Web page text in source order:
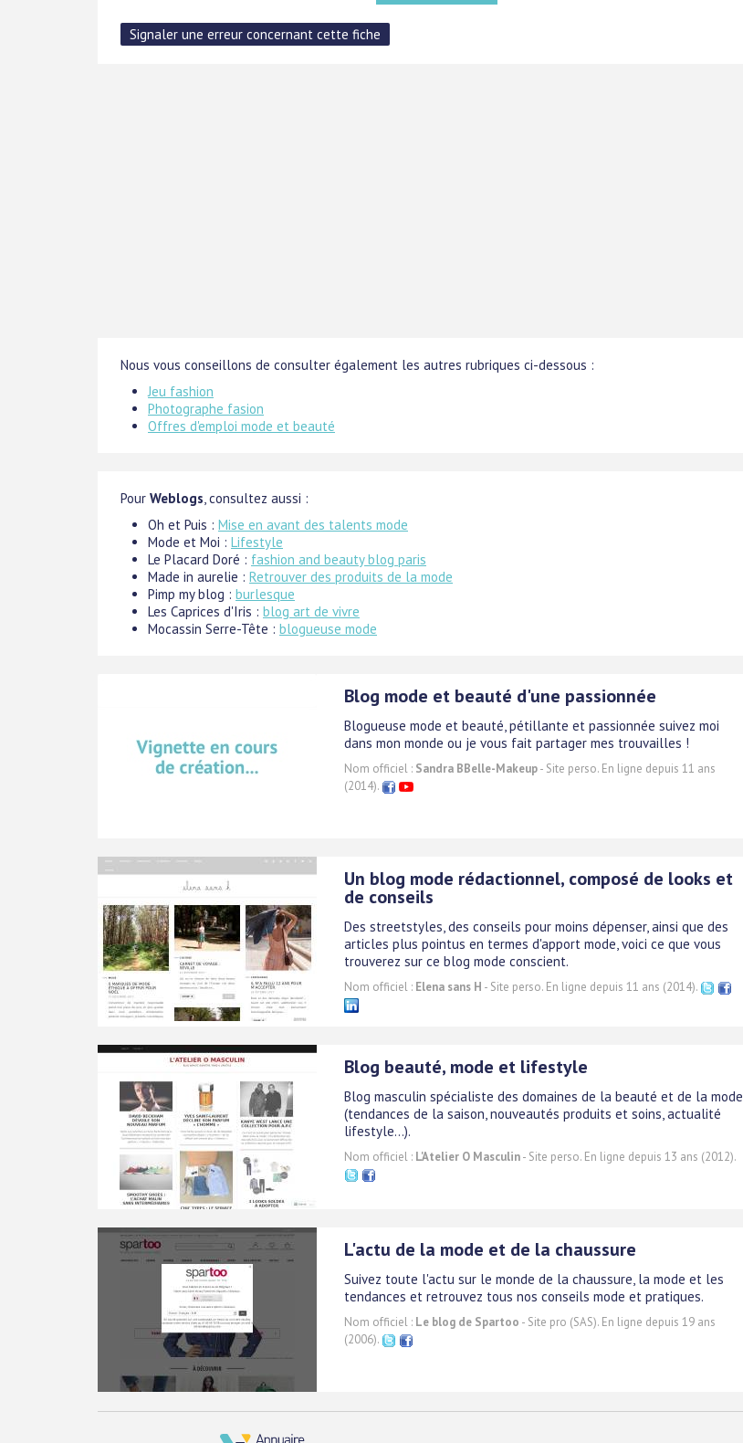
Nous vous conseillons de consulter également les autres rubriques ci-dessous :
Jeu fashion
Photographe fasion
Offres d'emploi mode et beauté
Pour Weblogs, consultez aussi :
Oh et Puis : Mise en avant des talents mode
Mode et Moi : Lifestyle
Le Placard Doré : fashion and beauty blog paris
Made in aurelie : Retrouver des produits de la mode
Pimp my blog : burlesque
Les Caprices d'Iris : blog art de vivre
Mocassin Serre-Tête : blogueuse mode
Blog mode et beauté d'une passionnée
Blogueuse mode et beauté, pétillante et passionnée suivez moi
dans mon monde ou je vous fait partager mes trouvailles !
Nom officiel : Sandra BBelle-Makeup- Site perso. En ligne depuis 11 ans
(2014).
Un blog mode rédactionnel, composé de looks et
de conseils
Des streetstyles, des conseils pour moins dépenser, ainsi que des
articles plus pointus en termes d'apport mode, voici ce que vous
trouverez sur ce blog mode conscient.
Nom officiel : Elena sans H - Site perso. En ligne depuis 11 ans (2014).
Blog beauté, mode et lifestyle
Blog masculin spécialiste des domaines de la beauté et de la mode
(tendances de la saison, nouveautés produits et soins, actualité
lifestyle...).
Nom officiel : L'Atelier O Masculin- Site perso. En ligne depuis 13 ans (2012).
L'actu de la mode et de la chaussure
Suivez toute l'actu sur le monde de la chaussure, la mode et les
tendances et retrouvez tous nos conseils mode et pratiques.
Nom officiel : Le blog de Spartoo - Site pro (SAS). En ligne depuis 19 ans
(2006).